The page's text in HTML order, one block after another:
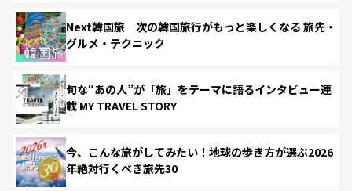
Next韓国旅 次の韓国旅行がもっと楽しくなる 旅先・
グルメ・テクニック
旬な“あの人”が「旅」をテーマに語るインタビュー連
載 MY TRAVEL STORY
今、こんな旅がしてみたい！地球の歩き方が選ぶ2026
年絶対行くべき旅先30